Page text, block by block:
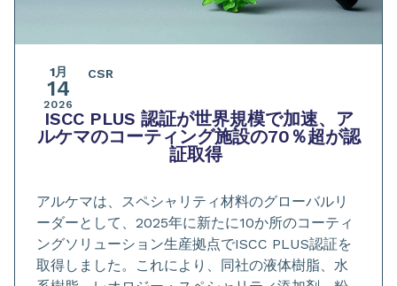
1月
14
2026
CSR
ISCC PLUS 認証が世界規模で加速、ア
ルケマのコーティング施設の70％超が認
証取得
アルケマは、スペシャリティ材料のグローバルリ
ーダーとして、2025年に新たに10か所のコーティ
ングソリューション生産拠点でISCC PLUS認証を
取得しました。これにより、同社の液体樹脂、水